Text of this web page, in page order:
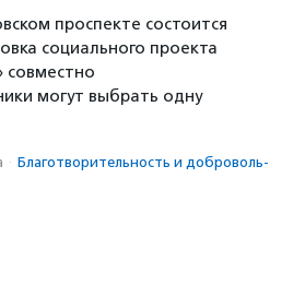
проспекте состоится
социального проекта
совместно
могут выбрать одну
· Благотвори­тель­ность и доброволь­